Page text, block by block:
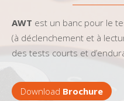
AWT est un banc pour le
(à déclenchement et à
des tests courts et
Download Brochure